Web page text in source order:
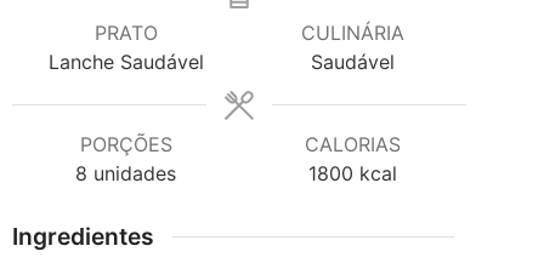
PRATO
Lanche Saudável
CULINÁRIA
Saudável
PORÇÕES
8 unidades
CALORIAS
1800 kcal
Ingredientes